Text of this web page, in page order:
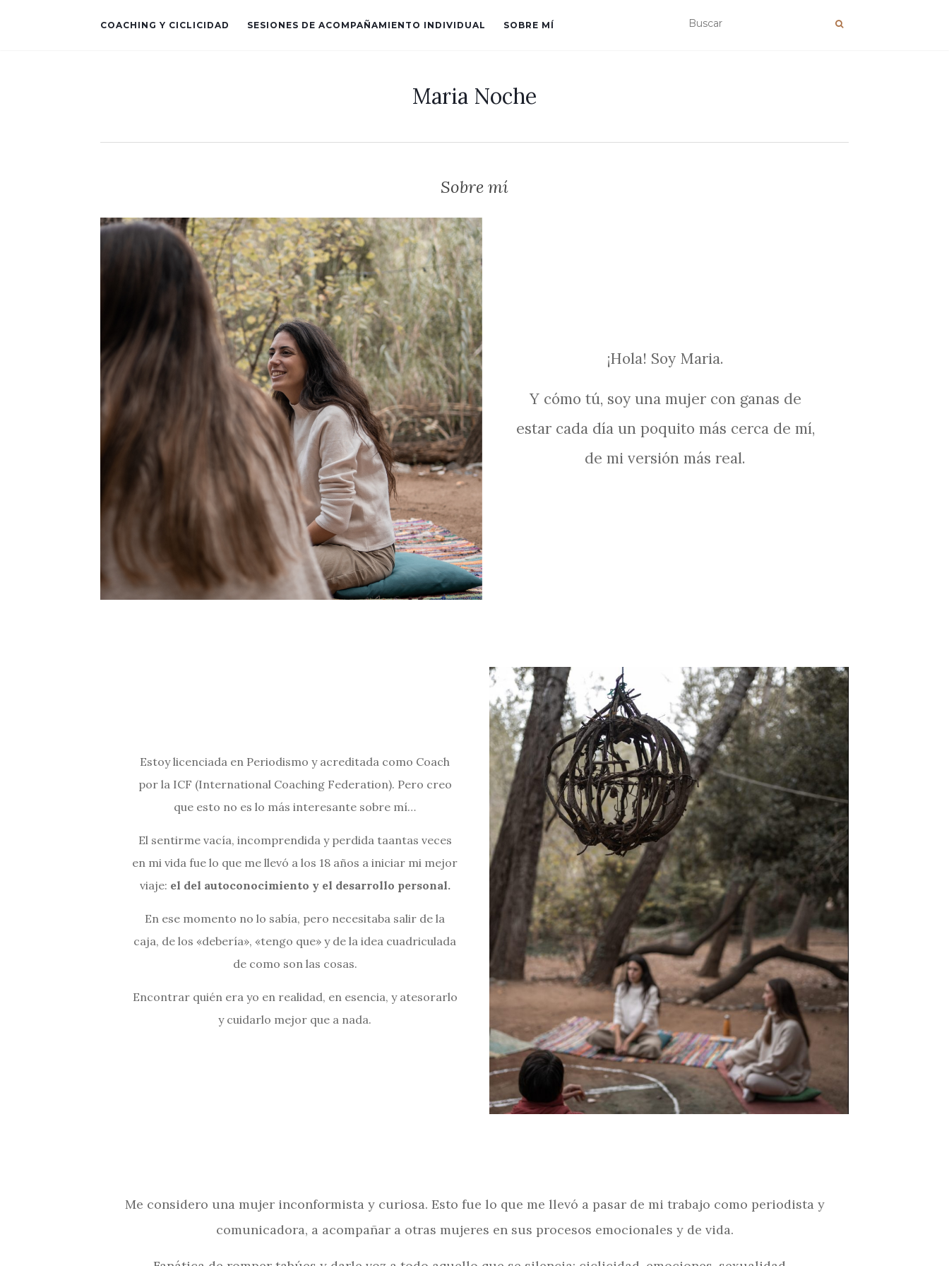
COACHING Y CICLICIDAD SESIONES DE ACOMPAÑAMIENTO INDIVIDUAL SOBRE MÍ
Maria Noche
Sobre mí
¡Hola! Soy Maria.
Y cómo tú, soy una mujer con ganas de
estar cada día un poquito más cerca de mí,
de mi versión más real.
Estoy licenciada en Periodismo y acreditada como Coach
por la ICF (International Coaching Federation). Pero creo
que esto no es lo más interesante sobre mí…
El sentirme vacía, incomprendida y perdida taantas veces
en mi vida fue lo que me llevó a los 18 años a iniciar mi mejor
viaje: el del autoconocimiento y el desarrollo personal.
En ese momento no lo sabía, pero necesitaba salir de la
caja, de los «debería», «tengo que» y de la idea cuadriculada
de como son las cosas.
Encontrar quién era yo en realidad, en esencia, y atesorarlo
y cuidarlo mejor que a nada.
Me considero una mujer inconformista y curiosa. Esto fue lo que me llevó a pasar de mi trabajo como periodista y
comunicadora, a acompañar a otras mujeres en sus procesos emocionales y de vida.